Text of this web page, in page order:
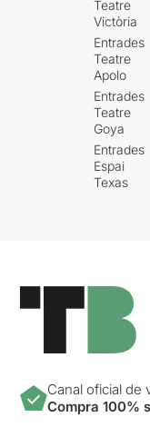
Teatre
Victòria
Entrades
Teatre
Apolo
Entrades
Teatre
Goya
Entrades
Espai
Texas
Canal oficial de
Compra 100%